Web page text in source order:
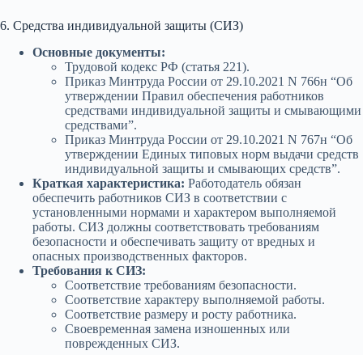
6. Средства индивидуальной защиты (СИЗ)
Основные документы:
Трудовой кодекс РФ (статья 221).
Приказ Минтруда России от 29.10.2021 N 766н “Об
утверждении Правил обеспечения работников
средствами индивидуальной защиты и смывающими
средствами”.
Приказ Минтруда России от 29.10.2021 N 767н “Об
утверждении Единых типовых норм выдачи средств
индивидуальной защиты и смывающих средств”.
Краткая характеристика: Работодатель обязан
обеспечить работников СИЗ в соответствии с
установленными нормами и характером выполняемой
работы. СИЗ должны соответствовать требованиям
безопасности и обеспечивать защиту от вредных и
опасных производственных факторов.
Требования к СИЗ:
Соответствие требованиям безопасности.
Соответствие характеру выполняемой работы.
Соответствие размеру и росту работника.
Своевременная замена изношенных или
поврежденных СИЗ.